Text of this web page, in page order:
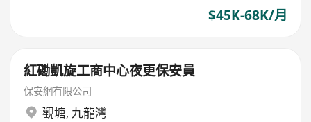
$45K-68K/月
紅磡凱旋工商中心夜更保安員
保安網有限公司
觀塘, 九龍灣